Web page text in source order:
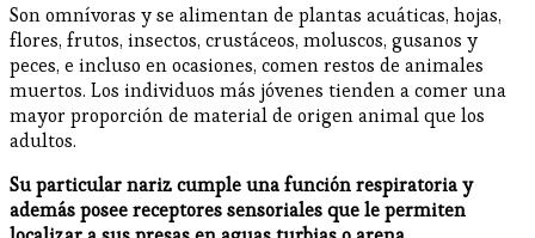
Son omnívoras y se alimentan de plantas acuáticas, hojas,
flores, frutos, insectos, crustáceos, moluscos, gusanos y
peces, e incluso en ocasiones, comen restos de animales
muertos. Los individuos más jóvenes tienden a comer una
mayor proporción de material de origen animal que los
adultos.
Su particular nariz cumple una función respiratoria y
además posee receptores sensoriales que le permiten